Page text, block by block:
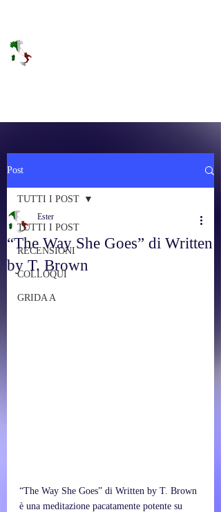
Post
TUTTI I POST
RECENSIONI
COLLOQUI
GRIDA A
TUTTI I POST
“The Way She Goes” di Written
by T. Brown
Ester
“The Way She Goes” di Written by T. Brown
è una meditazione pacatamente potente su